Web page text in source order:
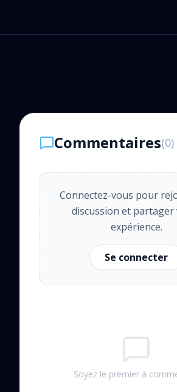
Commentaires(0)
Connectez-vous pour
discussion et partager
expérience.
Se connecter
Soyez le premier à